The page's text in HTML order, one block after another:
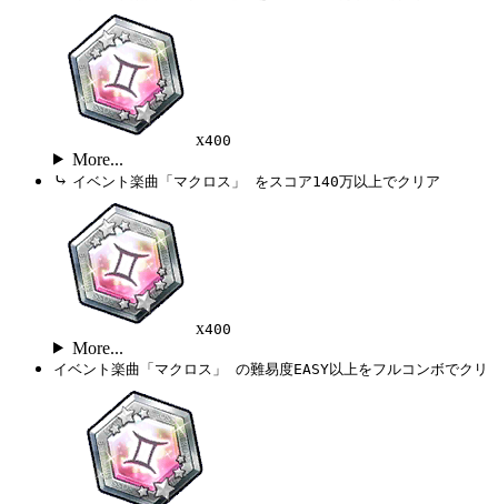
x400
More...
⤷ イベント楽曲「マクロス」 をスコア140万以上でクリア
x400
More...
イベント楽曲「マクロス」 の難易度EASY以上をフルコンボでクリ